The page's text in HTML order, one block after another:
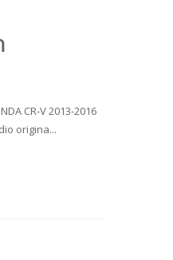
CR-V 2013-2016
origina...